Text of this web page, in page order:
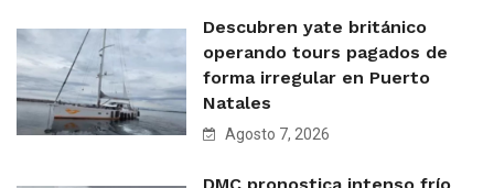
Descubren yate británico
operando tours pagados de
forma irregular en Puerto
Natales
Agosto 7, 2026